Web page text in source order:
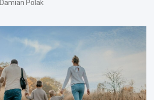
Damian Polak